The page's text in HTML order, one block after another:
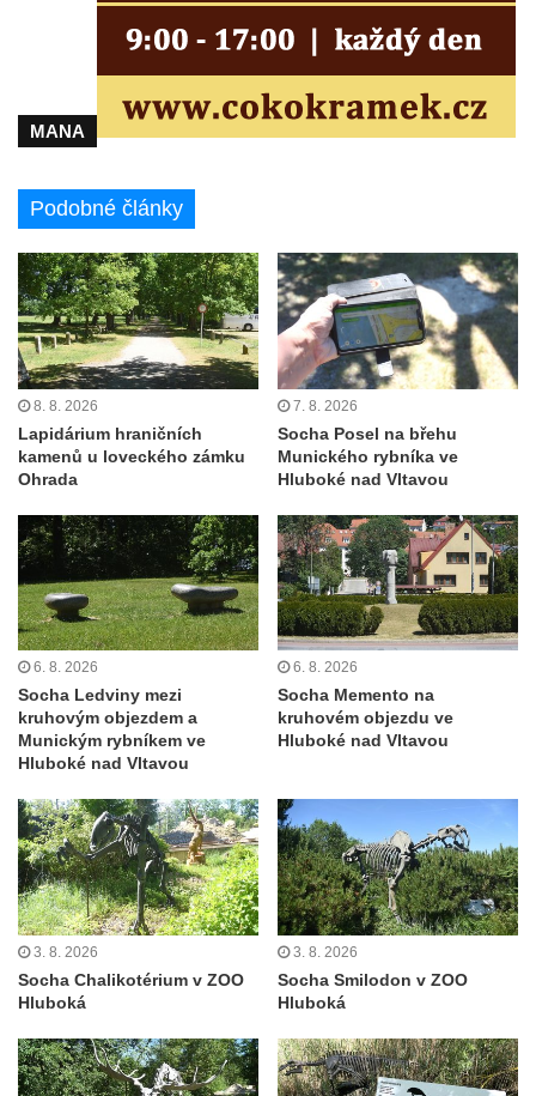
Socha svatého Antonína poustevníka v
Socha vodníka u požární nádrže v
Mirošovicích
Račicích
Povodňový sloup II. v Dobříni
Povodňový sloup I. v Dobříni
Pamětní kámen vodního díla Josefův Důl
Socha svatého Floriána na domě čp. 3 v
Oparnu
Socha svaté Anny u domu čp. 3 v Oparnu
Lavička Václava Havla v Pardubicích
Lavička Václava Havla v Novém Boru
Lavička Václava Havla v Krásné Lípě
Upoutávka JduHřebenovkou u parkoviště
na Mezní Louce
Kamenný obelisk na vyhlídce u Pravčické
brány
Sousoší svatého Václava, svatého Floriána
a svatého Jana Nepomuckého východně
od Mezné
Socha vodníka na trase naučné stezky v
Srbské Kamenici
Podstavec v zámecké zahradě v Duchcově
Sousoší dětí u obecního úřadu v Janově
Socha Andromedé u pavilonu Reinerovy
fresky v Duchcově
Socha Amfitrité u pavilonu Reinerovy fresky
v Duchcově
Socha Flóry u pavilonu Reinerovy fresky v
MANA
Podobné články
8. 8. 2026
Lapidárium hraničních
kamenů u loveckého zámku
Ohrada
7. 8. 2026
Socha Posel na břehu
Munického rybníka ve
Hluboké nad Vltavou
6. 8. 2026
Socha Ledviny mezi
kruhovým objezdem a
Munickým rybníkem ve
Hluboké nad Vltavou
6. 8. 2026
Socha Memento na
kruhovém objezdu ve
Hluboké nad Vltavou
3. 8. 2026
Socha Chalikotérium v ZOO
Hluboká
3. 8. 2026
Socha Smilodon v ZOO
Hluboká